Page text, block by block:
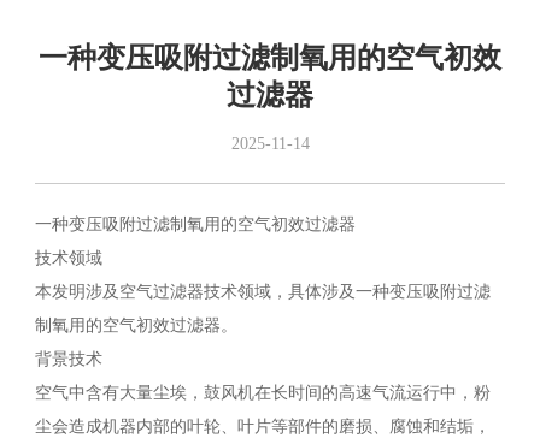
一种变压吸附过滤制氧用的空气初效
过滤器
2025-11-14
一种变压吸附过滤制氧用的空气初效过滤器
技术领域
本发明涉及空气过滤器技术领域，具体涉及一种变压吸附过滤
制氧用的空气初效过滤器。
背景技术
空气中含有大量尘埃，鼓风机在长时间的高速气流运行中，粉
尘会造成机器内部的叶轮、叶片等部件的磨损、腐蚀和结垢，